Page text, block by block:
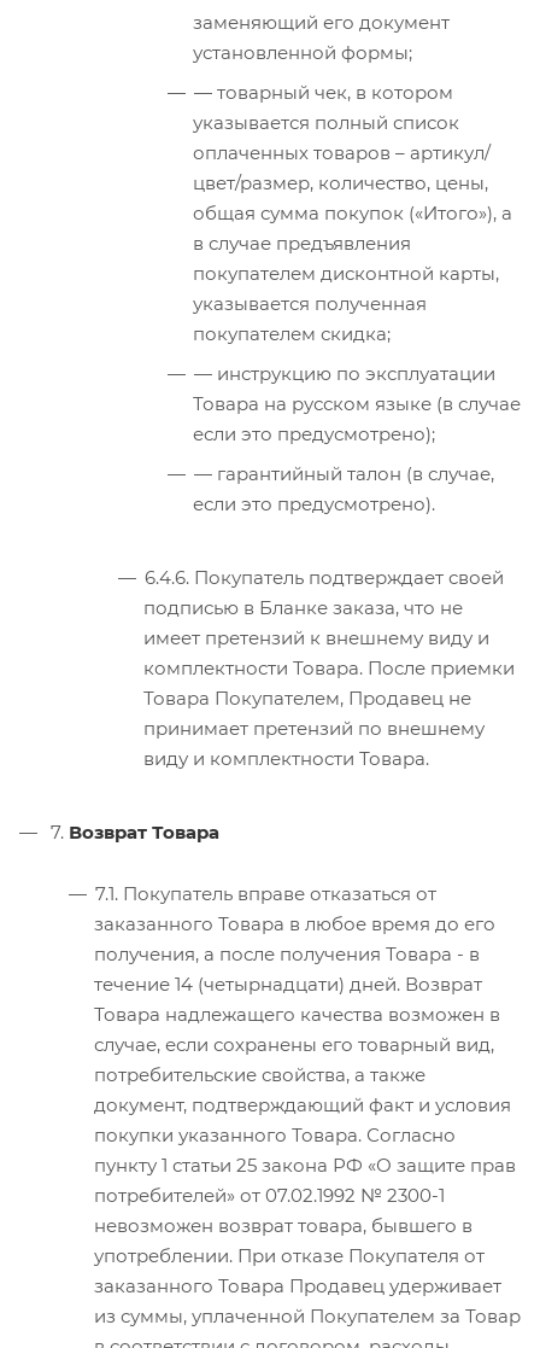
заменяющий его документ
установленной формы;
— товарный чек, в котором
указывается полный список
оплаченных товаров – артикул/
цвет/размер, количество, цены,
общая сумма покупок («Итого»), а
в случае предъявления
покупателем дисконтной карты,
указывается полученная
покупателем скидка;
— инструкцию по эксплуатации
Товара на русском языке (в случае
если это предусмотрено);
— гарантийный талон (в случае,
если это предусмотрено).
6.4.6. Покупатель подтверждает своей
подписью в Бланке заказа, что не
имеет претензий к внешнему виду и
комплектности Товара. После приемки
Товара Покупателем, Продавец не
принимает претензий по внешнему
виду и комплектности Товара.
7. Возврат Товара
7.1. Покупатель вправе отказаться от
заказанного Товара в любое время до его
получения, а после получения Товара - в
течение 14 (четырнадцати) дней. Возврат
Товара надлежащего качества возможен в
случае, если сохранены его товарный вид,
потребительские свойства, а также
документ, подтверждающий факт и условия
покупки указанного Товара. Согласно
пункту 1 статьи 25 закона РФ «О защите прав
потребителей» от 07.02.1992 № 2300-1
невозможен возврат товара, бывшего в
употреблении. При отказе Покупателя от
заказанного Товара Продавец удерживает
из суммы, уплаченной Покупателем за Товар